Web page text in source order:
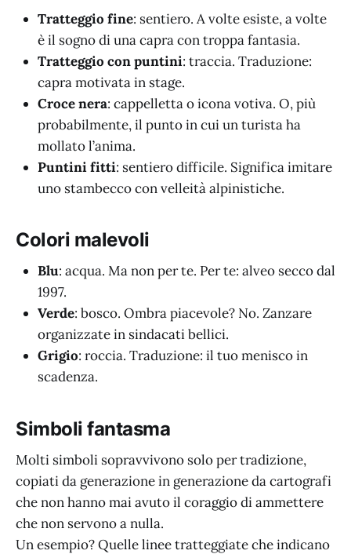
Tratteggio fine: sentiero. A volte esiste, a volte
è il sogno di una capra con troppa fantasia.
Tratteggio con puntini: traccia. Traduzione:
capra motivata in stage.
Croce nera: cappelletta o icona votiva. O, più
probabilmente, il punto in cui un turista ha
mollato l’anima.
Puntini fitti: sentiero difficile. Significa imitare
uno stambecco con velleità alpinistiche.
Colori malevoli
Blu: acqua. Ma non per te. Per te: alveo secco dal
1997.
Verde: bosco. Ombra piacevole? No. Zanzare
organizzate in sindacati bellici.
Grigio: roccia. Traduzione: il tuo menisco in
scadenza.
Simboli fantasma
Molti simboli sopravvivono solo per tradizione,
copiati da generazione in generazione da cartografi
che non hanno mai avuto il coraggio di ammettere
che non servono a nulla.
Un esempio? Quelle linee tratteggiate che indicano